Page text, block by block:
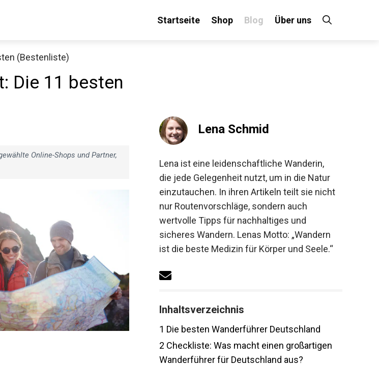
Startseite Shop Blog Über uns
(Bestenliste)
Die 11 besten
Online-Shops und Partner,
Lena Schmid
Lena ist eine leidenschaftliche Wanderin,
die jede Gelegenheit nutzt, um in die Natur
einzutauchen. In ihren Artikeln teilt sie
nicht nur Routenvorschläge, sondern auch
wertvolle Tipps für nachhaltiges und
sicheres Wandern. Lenas Motto: „Wandern
ist die beste Medizin für Körper und Seele.“
Inhaltsverzeichnis
Die besten Wanderführer Deutschland
Checkliste: Was macht einen
großartigen Wanderführer für
Decathlon Sale
Produkte im Sale bei Decathlon an!
anschauen